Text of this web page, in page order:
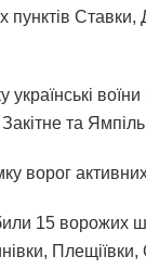
пунктів
та
ворог
15 ворожих